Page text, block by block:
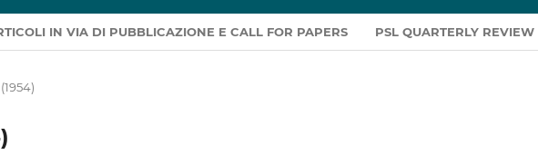
IN VIA DI PUBBLICAZIONE E CALL FOR PAPERS PSL QUARTERLY REVIEW